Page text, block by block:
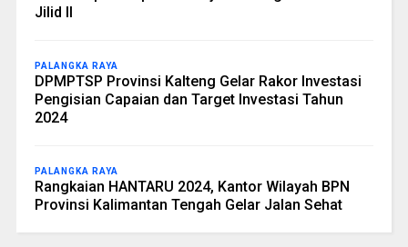
Jilid II
PALANGKA RAYA
DPMPTSP Provinsi Kalteng Gelar Rakor Investasi
Pengisian Capaian dan Target Investasi Tahun
2024
PALANGKA RAYA
Rangkaian HANTARU 2024, Kantor Wilayah BPN
Provinsi Kalimantan Tengah Gelar Jalan Sehat